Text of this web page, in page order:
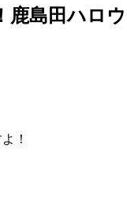
鹿島田ハロ
！